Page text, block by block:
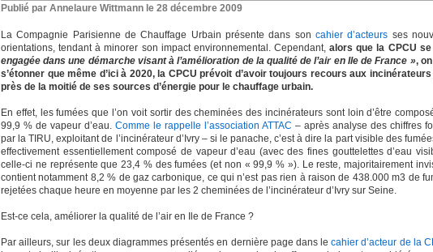
Publié par Annelaure Wittmann le 28 décembre 2009
La Compagnie Parisienne de Chauffage Urbain présente dans son cahier d’acteurs ses
orientations, tendant à minorer son impact environnemental. Cependant,alors que la CPCU
engagée dans une démarche visant à l’amélioration de la qualité de l’air en Ile de France »,
s’étonner que même d’ici à 2020, la CPCU prévoit d’avoir toujours recours aux
près de la moitié de ses sources d’énergie pour le chauffage urbain.
En effet, les fumées que l’on voit sortir des cheminées des incinérateurs sont loin d’être
99,9 % de vapeur d’eau. Comme le rappelle l’association ATTAC – après analyse des chiffres
par la TIRU, exploitant de l’incinérateur d’Ivry – si le panache, c’est à dire la part visible des
effectivement essentiellement composé de vapeur d’eau (avec des fines gouttelettes d’eau
celle-ci ne représente que 23,4 % des fumées (et non « 99,9 % »). Le reste, majoritairement
contient notamment 8,2 % de gaz carbonique, ce qui n’est pas rien à raison de 438.000 m3 de
rejetées chaque heure en moyenne par les 2 cheminées de l’incinérateur d’Ivry sur Seine.
Est-ce cela, améliorer la qualité de l’air en Ile de France ?
Par ailleurs, sur les deux diagrammes présentés en dernière page dans lecahier d’acteur de la